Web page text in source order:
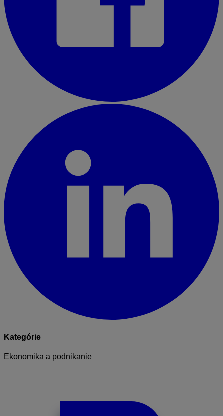
Kategórie
Ekonomika a podnikanie